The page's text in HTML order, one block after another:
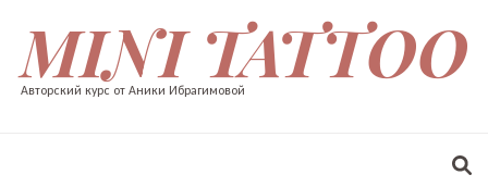
MINI TATTOO
Авторский курс от Аники Ибрагимовой